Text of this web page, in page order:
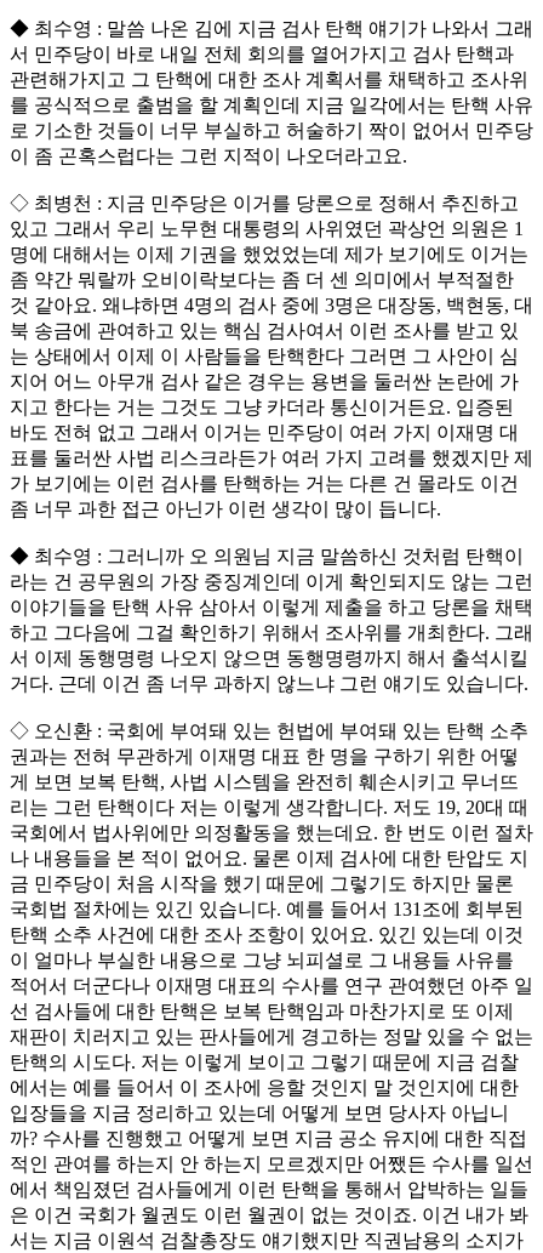
◆ 최수영 : 말씀 나온 김에 지금 검사 탄핵 얘기가 나와서 그래
서 민주당이 바로 내일 전체 회의를 열어가지고 검사 탄핵과
관련해가지고 그 탄핵에 대한 조사 계획서를 채택하고 조사위
를 공식적으로 출범을 할 계획인데 지금 일각에서는 탄핵 사유
로 기소한 것들이 너무 부실하고 허술하기 짝이 없어서 민주당
이 좀 곤혹스럽다는 그런 지적이 나오더라고요.
◇ 최병천 : 지금 민주당은 이거를 당론으로 정해서 추진하고
있고 그래서 우리 노무현 대통령의 사위였던 곽상언 의원은 1
명에 대해서는 이제 기권을 했었었는데 제가 보기에도 이거는
좀 약간 뭐랄까 오비이락보다는 좀 더 센 의미에서 부적절한
것 같아요. 왜냐하면 4명의 검사 중에 3명은 대장동, 백현동, 대
북 송금에 관여하고 있는 핵심 검사여서 이런 조사를 받고 있
는 상태에서 이제 이 사람들을 탄핵한다 그러면 그 사안이 심
지어 어느 아무개 검사 같은 경우는 용변을 둘러싼 논란에 가
지고 한다는 거는 그것도 그냥 카더라 통신이거든요. 입증된
바도 전혀 없고 그래서 이거는 민주당이 여러 가지 이재명 대
표를 둘러싼 사법 리스크라든가 여러 가지 고려를 했겠지만 제
가 보기에는 이런 검사를 탄핵하는 거는 다른 건 몰라도 이건
좀 너무 과한 접근 아닌가 이런 생각이 많이 듭니다.
◆ 최수영 : 그러니까 오 의원님 지금 말씀하신 것처럼 탄핵이
라는 건 공무원의 가장 중징계인데 이게 확인되지도 않는 그런
이야기들을 탄핵 사유 삼아서 이렇게 제출을 하고 당론을 채택
하고 그다음에 그걸 확인하기 위해서 조사위를 개최한다. 그래
서 이제 동행명령 나오지 않으면 동행명령까지 해서 출석시킬
거다. 근데 이건 좀 너무 과하지 않느냐 그런 얘기도 있습니다.
◇ 오신환 : 국회에 부여돼 있는 헌법에 부여돼 있는 탄핵 소추
권과는 전혀 무관하게 이재명 대표 한 명을 구하기 위한 어떻
게 보면 보복 탄핵, 사법 시스템을 완전히 훼손시키고 무너뜨
리는 그런 탄핵이다 저는 이렇게 생각합니다. 저도 19, 20대 때
국회에서 법사위에만 의정활동을 했는데요. 한 번도 이런 절차
나 내용들을 본 적이 없어요. 물론 이제 검사에 대한 탄압도 지
금 민주당이 처음 시작을 했기 때문에 그렇기도 하지만 물론
국회법 절차에는 있긴 있습니다. 예를 들어서 131조에 회부된
탄핵 소추 사건에 대한 조사 조항이 있어요. 있긴 있는데 이것
이 얼마나 부실한 내용으로 그냥 뇌피셜로 그 내용들 사유를
적어서 더군다나 이재명 대표의 수사를 연구 관여했던 아주 일
선 검사들에 대한 탄핵은 보복 탄핵임과 마찬가지로 또 이제
재판이 치러지고 있는 판사들에게 경고하는 정말 있을 수 없는
탄핵의 시도다. 저는 이렇게 보이고 그렇기 때문에 지금 검찰
에서는 예를 들어서 이 조사에 응할 것인지 말 것인지에 대한
입장들을 지금 정리하고 있는데 어떻게 보면 당사자 아닙니
까? 수사를 진행했고 어떻게 보면 지금 공소 유지에 대한 직접
적인 관여를 하는지 안 하는지 모르겠지만 어쨌든 수사를 일선
에서 책임졌던 검사들에게 이런 탄핵을 통해서 압박하는 일들
은 이건 국회가 월권도 이런 월권이 없는 것이죠. 이건 내가 봐
서는 지금 이원석 검찰총장도 얘기했지만 직권남용의 소지가